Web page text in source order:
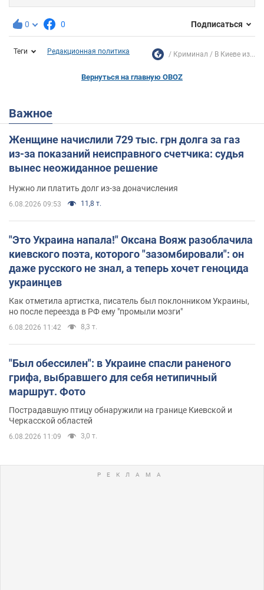
0 0 Подписаться
Теги Редакционная политика Криминал В Киеве из...
Вернуться на главную OBOZ
Важное
Женщине начислили 729 тыс. грн долга за газ
из-за показаний неисправного счетчика: судья
вынес неожиданное решение
Нужно ли платить долг из-за доначисления
6.08.2026 09:53 11,8 т.
"Это Украина напала!" Оксана Вояж разоблачила
киевского поэта, которого "зазомбировали": он
даже русского не знал, а теперь хочет геноцида
украинцев
Как отметила артистка, писатель был поклонником Украины,
но после переезда в РФ ему "промыли мозги"
6.08.2026 11:42 8,3 т.
"Был обессилен": в Украине спасли раненого
грифа, выбравшего для себя нетипичный
маршрут. Фото
Пострадавшую птицу обнаружили на границе Киевской и
Черкасской областей
6.08.2026 11:09 3,0 т.